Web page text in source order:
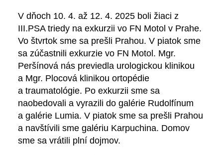
V dňoch 10. 4. až 12. 4. 2025 boli žiaci z
III.PSA triedy na exkurzii vo FN Motol v Prahe.
Vo štvrtok sme sa prešli Prahou. V piatok sme
sa zúčastnili exkurzie vo FN Motol. Mgr.
Peršínová nás previedla urologickou klinikou
a Mgr. Plocová klinikou ortopédie
a traumatológie. Po exkurzii sme sa
naobedovali a vyrazili do galérie Rudolfínum
a galérie Lumia. V piatok sme sa prešli Prahou
a navštívili sme galériu Karpuchina. Domov
sme sa vrátili plní dojmov.